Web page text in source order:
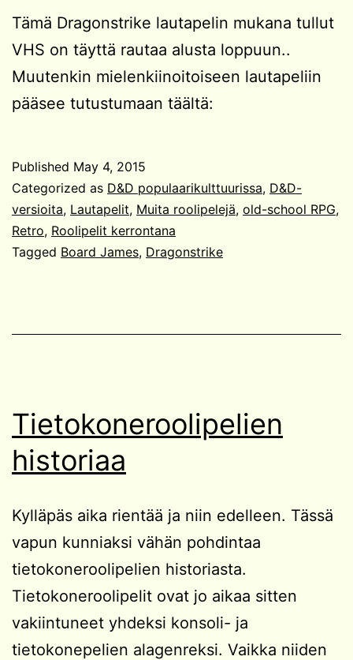
Tämä Dragonstrike lautapelin mukana tullut
VHS on täyttä rautaa alusta loppuun..
Muutenkin mielenkiinoitoiseen lautapeliin
pääsee tutustumaan täältä:
Published May 4, 2015
Categorized as D&D populaarikulttuurissa, D&D-
versioita, Lautapelit, Muita roolipelejä, old-school RPG,
Retro, Roolipelit kerrontana
Tagged Board James, Dragonstrike
Tietokoneroolipelien
historiaa
Kylläpäs aika rientää ja niin edelleen. Tässä
vapun kunniaksi vähän pohdintaa
tietokoneroolipelien historiasta.
Tietokoneroolipelit ovat jo aikaa sitten
vakiintuneet yhdeksi konsoli- ja
tietokonepelien alagenreksi. Vaikka niiden